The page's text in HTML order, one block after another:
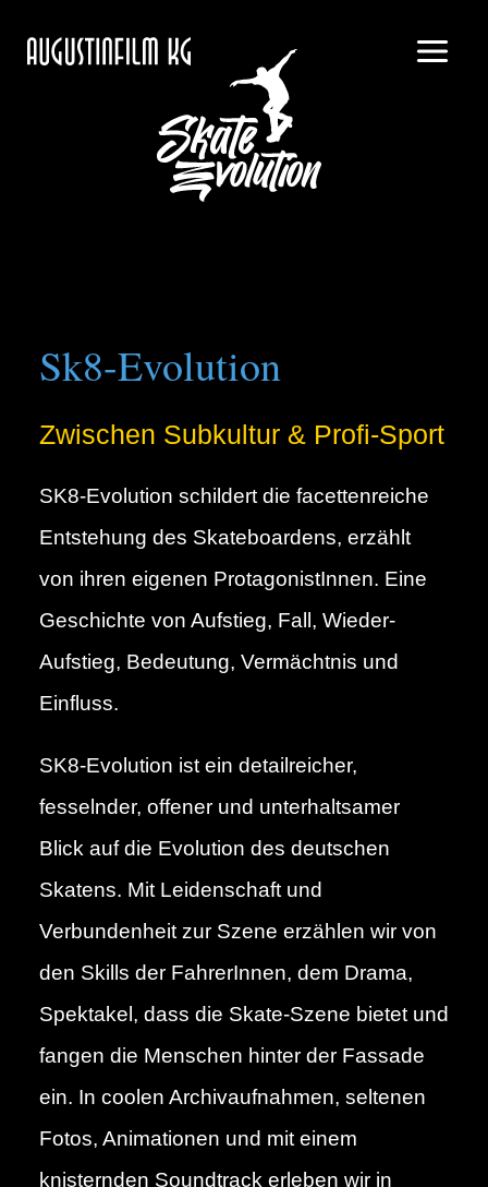
Sk8-Evolution
Zwischen Subkultur & Profi-Sport
SK8-Evolution schildert die facettenreiche
Entstehung des Skateboardens, erzählt
von ihren eigenen ProtagonistInnen. Eine
Geschichte von Aufstieg, Fall, Wieder-
Aufstieg, Bedeutung, Vermächtnis und
Einfluss.
SK8-Evolution ist ein detailreicher,
fesselnder, offener und unterhaltsamer
Blick auf die Evolution des deutschen
Skatens. Mit Leidenschaft und
Verbundenheit zur Szene erzählen wir von
den Skills der FahrerInnen, dem Drama,
Spektakel, dass die Skate-Szene bietet und
fangen die Menschen hinter der Fassade
ein. In coolen Archivaufnahmen, seltenen
Fotos, Animationen und mit einem
knisternden Soundtrack erleben wir in